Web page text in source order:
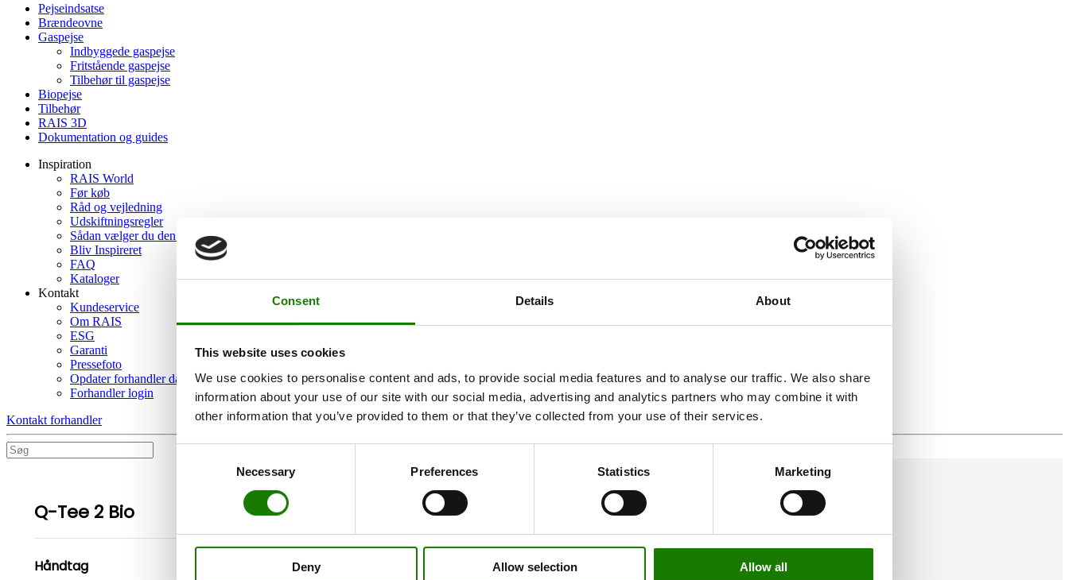
Consent Details About
This website uses cookies
We use cookies to personalise content and ads, to provide social media features and to analyse our traffic. We also share
information about your use of our site with our social media, advertising and analytics partners who may combine it with
other information that you’ve provided to them or that they’ve collected from your use of their services.
Necessary Preferences Statistics Marketing
Deny Allow selection Allow all
Pejseindsatse
Brændeovne
Gaspejse
Indbyggede gaspejse
Fritstående gaspejse
Tilbehør til gaspejse
Biopejse
Tilbehør
RAIS 3D
Dokumentation og guides
Inspiration
RAIS World
Før køb
Råd og vejledning
Udskiftningsregler
Sådan vælger du den rigtige brændeovn
Bliv Inspireret
FAQ
Kataloger
Kontakt
Kundeservice
Om RAIS
ESG
Garanti
Pressefoto
Opdater forhandler data
Forhandler login
Kontakt forhandler
Q-Tee 2 Bio Skift model
Håndtag